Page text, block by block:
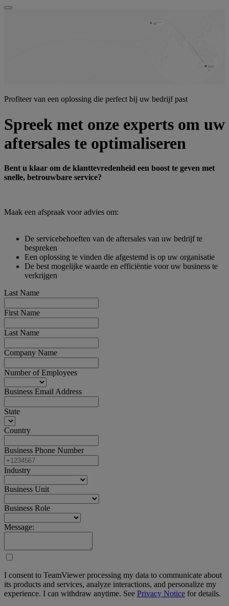
Profiteer van een oplossing die perfect bij uw bedrijf past
Spreek met onze experts om uw
aftersales te optimaliseren
Bent u klaar om de klanttevredenheid een boost te geven met
snelle, betrouwbare service?
Maak een afspraak voor advies om:
De servicebehoeften van de aftersales van uw bedrijf te
bespreken
Een oplossing te vinden die afgestemd is op uw organisatie
De best mogelijke waarde en efficiëntie voor uw business te
verkrijgen
Last Name
First Name
Last Name
Company Name
Number of Employees
Business Email Address
State
Country
Business Phone Number
Industry
Business Unit
Business Role
Message:
I consent to TeamViewer processing my data to communicate about
its products and services, analyze interactions, and personalize my
experience. I can withdraw anytime. See Privacy Notice for details.